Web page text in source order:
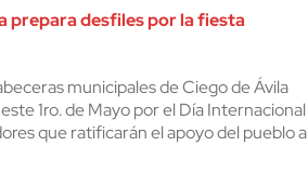
prepara desfiles por la fiesta
municipales de Ciego de Ávila
1ro. de Mayo por el Día Internacional
que ratificarán el apoyo del pueblo a